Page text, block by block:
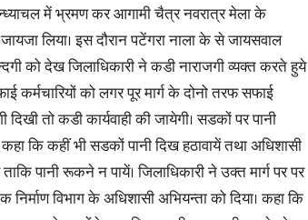
Hindi,
Today
में भ्रमण कर आगामी चैत्र नवरात्र मेला के
जायजा लिया। इस दौरान पटेंगरा नाला के से जायसवाल
को देख जिलाधिकारी ने कडी नाराजगी व्यक्त करते हुये
कर्मचारियों को लगर पूर मार्ग के दोनो तरफ सफाई
तो कडी कार्यवाही की जायेगी। सडकों पर पानी
कि कहीं भी सडकों पानी दिख हठावायें तथा अधिशासी
पानी रूकने न पायें। जिलाधिकारी ने उक्त मार्ग पर पर
विभाग के अधिशासी अभियन्ता को दिया। कहा कि